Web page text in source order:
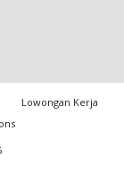
Lowongan Kerja